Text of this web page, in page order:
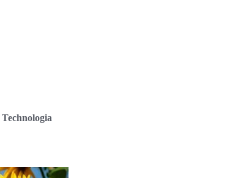
Technologia